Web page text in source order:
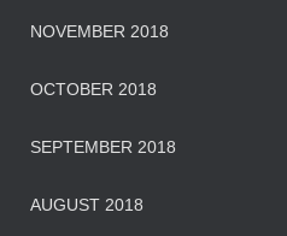
NOVEMBER 2018
OCTOBER 2018
SEPTEMBER 2018
AUGUST 2018